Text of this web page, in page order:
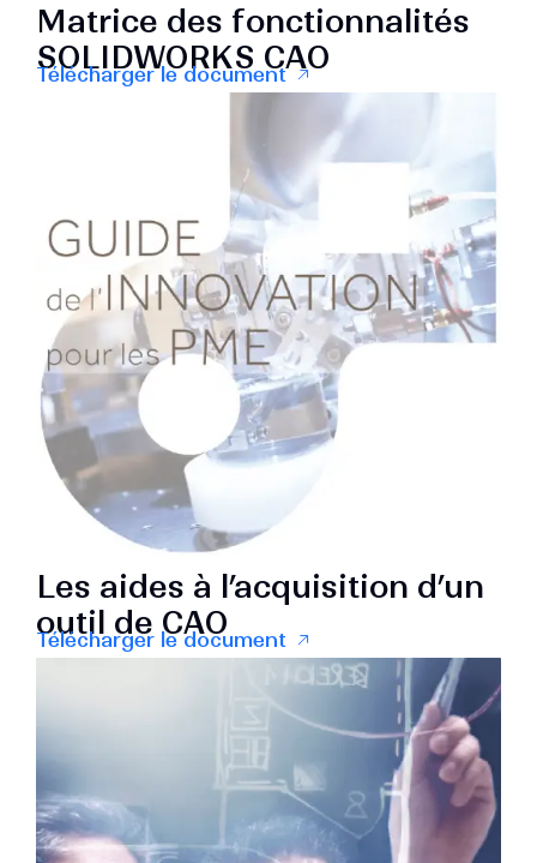
Matrice des fonctionnalités
SOLIDWORKS CAO
Télécharger le document
Les aides à l’acquisition d’un
outil de CAO
Télécharger le document